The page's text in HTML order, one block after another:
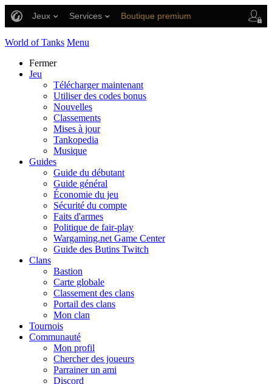
Jeux Services Boutique premium
World of Tanks Menu
Fermer
Jeu
Télécharger maintenant
Utiliser des codes bonus
Nouvelles
Classements
Mises à jour
Tankopedia
Musique
Guides
Guide du débutant
Guide général
Économie du jeu
Sécurité du compte
Faits d'armes
Politique de fair-play
Wargaming.net Game Center
Guide des Butins Twitch
Clans
Bastion
Carte globale
Classement des clans
Portail des clans
Mon clan
Tournois
Communauté
Mon profil
Chercher des joueurs
Parrainer un ami
Discord